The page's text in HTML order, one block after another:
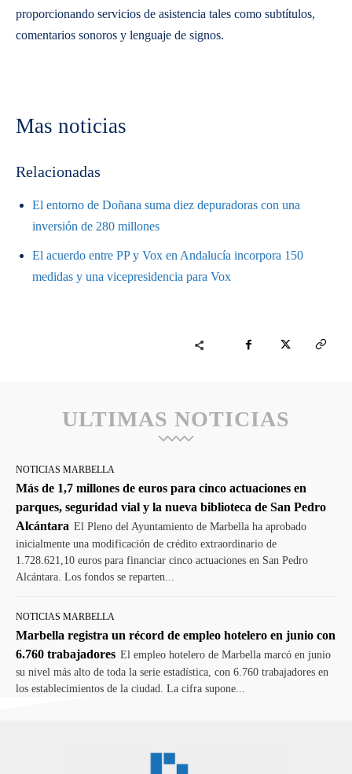
proporcionando servicios de asistencia tales como subtítulos,
comentarios sonoros y lenguaje de signos.
Mas noticias
Relacionadas
El entorno de Doñana suma diez depuradoras con una
inversión de 280 millones
El acuerdo entre PP y Vox en Andalucía incorpora 150
medidas y una vicepresidencia para Vox
ULTIMAS NOTICIAS
NOTICIAS MARBELLA
Más de 1,7 millones de euros para cinco actuaciones en
parques, seguridad vial y la nueva biblioteca de San Pedro
Alcántara El Pleno del Ayuntamiento de Marbella ha aprobado
inicialmente una modificación de crédito extraordinario de
1.728.621,10 euros para financiar cinco actuaciones en San Pedro
Alcántara. Los fondos se reparten...
NOTICIAS MARBELLA
Marbella registra un récord de empleo hotelero en junio con
6.760 trabajadores El empleo hotelero de Marbella marcó en junio
su nivel más alto de toda la serie estadística, con 6.760 trabajadores en
los establecimientos de la ciudad. La cifra supone...